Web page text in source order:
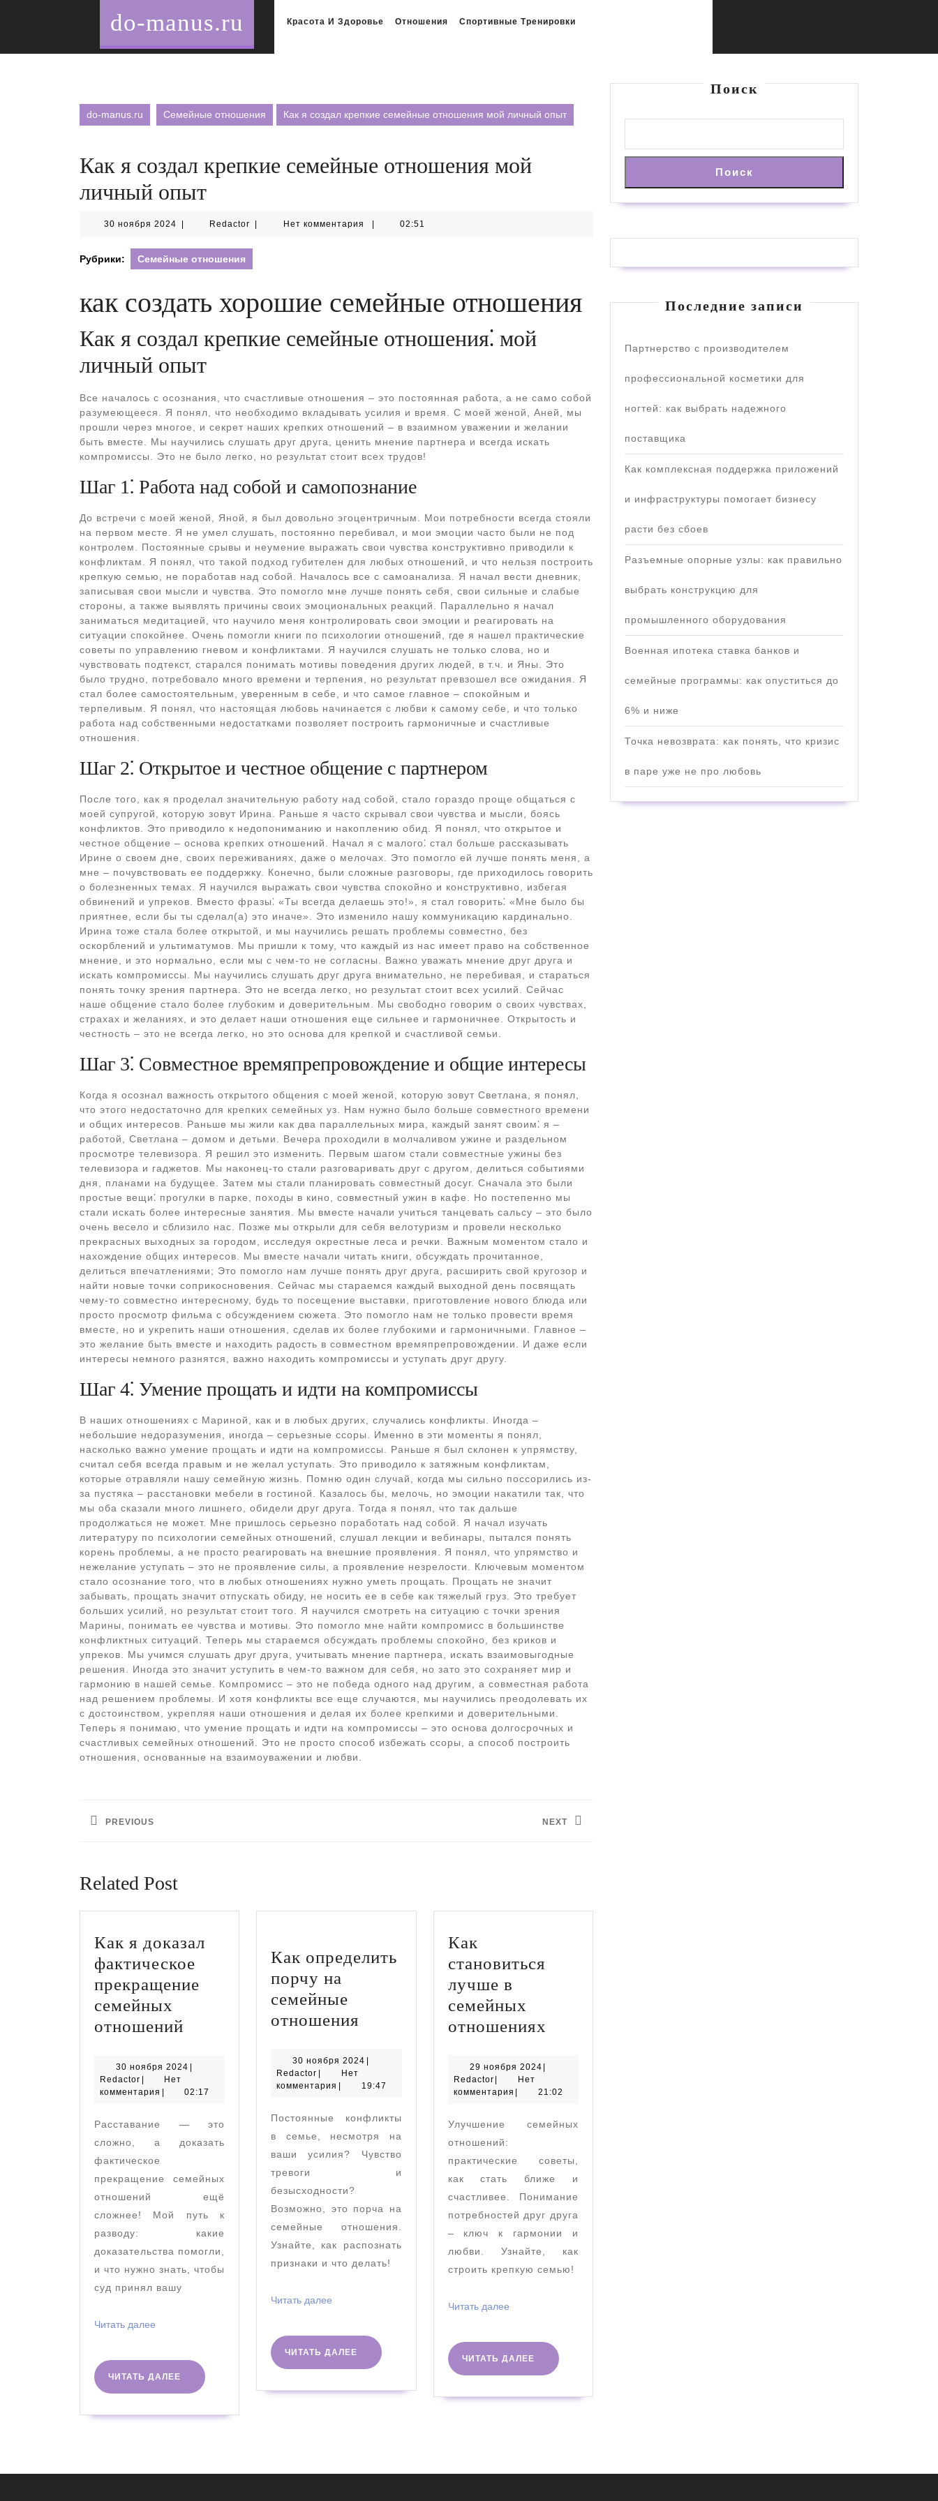
do-manus.ru Красота И Здоровье Отношения Спортивные Тренировки
do-manus.ru Семейные отношения Как я создал крепкие семейные отношения мой личный опыт
Как я создал крепкие семейные отношения мой
личный опыт
30 ноября 2024 30
2024
Redactor RedactorНет комментария 02:51
Рубрики: Семейные отношения
как создать хорошие семейные отношения
Как я создал крепкие семейные отношения⁚ мой
личный опыт
Все началось с осознания, что счастливые отношения – это постоянная работа, а не само собой
разумеющееся. Я понял, что необходимо вкладывать усилия и время. С моей женой, Аней, мы
прошли через многое, и секрет наших крепких отношений – в взаимном уважении и желании
быть вместе. Мы научились слушать друг друга, ценить мнение партнера и всегда искать
компромиссы. Это не было легко, но результат стоит всех трудов!
Шаг 1⁚ Работа над собой и самопознание
До встречи с моей женой, Яной, я был довольно эгоцентричным. Мои потребности всегда стояли
на первом месте. Я не умел слушать, постоянно перебивал, и мои эмоции часто были не под
контролем. Постоянные срывы и неумение выражать свои чувства конструктивно приводили к
конфликтам. Я понял, что такой подход губителен для любых отношений, и что нельзя построить
крепкую семью, не поработав над собой. Началось все с самоанализа. Я начал вести дневник,
записывая свои мысли и чувства. Это помогло мне лучше понять себя, свои сильные и слабые
стороны, а также выявлять причины своих эмоциональных реакций. Параллельно я начал
заниматься медитацией, что научило меня контролировать свои эмоции и реагировать на
ситуации спокойнее. Очень помогли книги по психологии отношений, где я нашел практические
советы по управлению гневом и конфликтами. Я научился слушать не только слова, но и
чувствовать подтекст, старался понимать мотивы поведения других людей, в т.ч. и Яны. Это
было трудно, потребовало много времени и терпения, но результат превзошел все ожидания. Я
стал более самостоятельным, уверенным в себе, и что самое главное – спокойным и
терпеливым. Я понял, что настоящая любовь начинается с любви к самому себе, и что только
работа над собственными недостатками позволяет построить гармоничные и счастливые
отношения.
Шаг 2⁚ Открытое и честное общение с партнером
После того, как я проделал значительную работу над собой, стало гораздо проще общаться с
моей супругой, которую зовут Ирина. Раньше я часто скрывал свои чувства и мысли, боясь
конфликтов. Это приводило к недопониманию и накоплению обид. Я понял, что открытое и
честное общение – основа крепких отношений. Начал я с малого⁚ стал больше рассказывать
Ирине о своем дне, своих переживаниях, даже о мелочах. Это помогло ей лучше понять меня, а
мне – почувствовать ее поддержку. Конечно, были сложные разговоры, где приходилось говорить
о болезненных темах. Я научился выражать свои чувства спокойно и конструктивно, избегая
обвинений и упреков. Вместо фразы⁚ «Ты всегда делаешь это!», я стал говорить⁚ «Мне было бы
приятнее, если бы ты сделал(а) это иначе». Это изменило нашу коммуникацию кардинально.
Ирина тоже стала более открытой, и мы научились решать проблемы совместно, без
оскорблений и ультиматумов. Мы пришли к тому, что каждый из нас имеет право на собственное
мнение, и это нормально, если мы с чем-то не согласны. Важно уважать мнение друг друга и
искать компромиссы. Мы научились слушать друг друга внимательно, не перебивая, и стараться
понять точку зрения партнера. Это не всегда легко, но результат стоит всех усилий. Сейчас
наше общение стало более глубоким и доверительным. Мы свободно говорим о своих чувствах,
страхах и желаниях, и это делает наши отношения еще сильнее и гармоничнее. Открытость и
честность – это не всегда легко, но это основа для крепкой и счастливой семьи.
Шаг 3⁚ Совместное времяпрепровождение и общие интересы
Когда я осознал важность открытого общения с моей женой, которую зовут Светлана, я понял,
что этого недостаточно для крепких семейных уз. Нам нужно было больше совместного времени
и общих интересов. Раньше мы жили как два параллельных мира, каждый занят своим⁚ я –
работой, Светлана – домом и детьми. Вечера проходили в молчаливом ужине и раздельном
просмотре телевизора. Я решил это изменить. Первым шагом стали совместные ужины без
телевизора и гаджетов. Мы наконец-то стали разговаривать друг с другом, делиться событиями
дня, планами на будущее. Затем мы стали планировать совместный досуг. Сначала это были
простые вещи⁚ прогулки в парке, походы в кино, совместный ужин в кафе. Но постепенно мы
стали искать более интересные занятия. Мы вместе начали учиться танцевать сальсу – это было
очень весело и сблизило нас. Позже мы открыли для себя велотуризм и провели несколько
прекрасных выходных за городом, исследуя окрестные леса и речки. Важным моментом стало и
нахождение общих интересов. Мы вместе начали читать книги, обсуждать прочитанное,
делиться впечатлениями; Это помогло нам лучше понять друг друга, расширить свой кругозор и
найти новые точки соприкосновения. Сейчас мы стараемся каждый выходной день посвящать
чему-то совместно интересному, будь то посещение выставки, приготовление нового блюда или
просто просмотр фильма с обсуждением сюжета. Это помогло нам не только провести время
вместе, но и укрепить наши отношения, сделав их более глубокими и гармоничными. Главное –
это желание быть вместе и находить радость в совместном времяпрепровождении. И даже если
интересы немного разнятся, важно находить компромиссы и уступать друг другу.
Шаг 4⁚ Умение прощать и идти на компромиссы
В наших отношениях с Мариной, как и в любых других, случались конфликты. Иногда –
небольшие недоразумения, иногда – серьезные ссоры. Именно в эти моменты я понял,
насколько важно умение прощать и идти на компромиссы. Раньше я был склонен к упрямству,
считал себя всегда правым и не желал уступать. Это приводило к затяжным конфликтам,
которые отравляли нашу семейную жизнь. Помню один случай, когда мы сильно поссорились из-
за пустяка – расстановки мебели в гостиной. Казалось бы, мелочь, но эмоции накатили так, что
мы оба сказали много лишнего, обидели друг друга. Тогда я понял, что так дальше
продолжаться не может. Мне пришлось серьезно поработать над собой. Я начал изучать
литературу по психологии семейных отношений, слушал лекции и вебинары, пытался понять
корень проблемы, а не просто реагировать на внешние проявления. Я понял, что упрямство и
нежелание уступать – это не проявление силы, а проявление незрелости. Ключевым моментом
стало осознание того, что в любых отношениях нужно уметь прощать. Прощать не значит
забывать, прощать значит отпускать обиду, не носить ее в себе как тяжелый груз. Это требует
больших усилий, но результат стоит того. Я научился смотреть на ситуацию с точки зрения
Марины, понимать ее чувства и мотивы. Это помогло мне найти компромисс в большинстве
конфликтных ситуаций. Теперь мы стараемся обсуждать проблемы спокойно, без криков и
упреков. Мы учимся слушать друг друга, учитывать мнение партнера, искать взаимовыгодные
решения. Иногда это значит уступить в чем-то важном для себя, но зато это сохраняет мир и
гармонию в нашей семье. Компромисс – это не победа одного над другим, а совместная работа
над решением проблемы. И хотя конфликты все еще случаются, мы научились преодолевать их
с достоинством, укрепляя наши отношения и делая их более крепкими и доверительными.
Теперь я понимаю, что умение прощать и идти на компромиссы – это основа долгосрочных и
счастливых семейных отношений. Это не просто способ избежать ссоры, а способ построить
отношения, основанные на взаимоуважении и любви.
по
PREVIOUS NEXT
Related Post
Как я доказал
фактическое
прекращение
семейных
отношений
доказал
фактическое
семейных
отношений
30 ноября 2024 30
2024
Redactor Redactor
Нет
комментария
02:17
Расставание — это
сложно, а доказать
фактическое
прекращение семейных
отношений ещё
сложнее! Мой путь к
разводу: какие
доказательства помогли,
и что нужно знать, чтобы
суд принял вашу
Читать далее
ЧИТАТЬ ДАЛЕЕ
ЧИТАТЬ
ДАЛЕЕ
Как определить
порчу на
семейные
отношения
порчу
на
отношения
30 ноября 2024 30
2024
Redactor Redactor
Нет
комментария
19:47
Постоянные конфликты
в семье, несмотря на
ваши усилия? Чувство
тревоги и
безысходности?
Возможно, это порча на
семейные отношения.
Узнайте, как распознать
признаки и что делать!
Читать далее
ЧИТАТЬ ДАЛЕЕ
ЧИТАТЬ
ДАЛЕЕ
Как
становиться
лучше в
семейных
отношениях
в
отношениях
29 ноября 202429
2024
RedactorRedactor
Нет
комментария
21:02
Улучшение семейных
отношений:
практические советы,
как стать ближе и
счастливее. Понимание
потребностей друг друга
– ключ к гармонии и
любви. Узнайте, как
строить крепкую семью!
Читать далееЧитать
ЧИТАТЬ ДАЛЕЕ
ЧИТАТЬ
ДАЛЕЕ
Поиск
Поиск
Последние записи
Партнерство с производителем
профессиональной косметики для
ногтей: как выбрать надежного
поставщика
Как комплексная поддержка приложений
и инфраструктуры помогает бизнесу
расти без сбоев
Разъемные опорные узлы: как правильно
выбрать конструкцию для
промышленного оборудования
Военная ипотека ставка банков и
семейные программы: как опуститься до
6% и ниже
Точка невозврата: как понять, что кризис
в паре уже не про любовь